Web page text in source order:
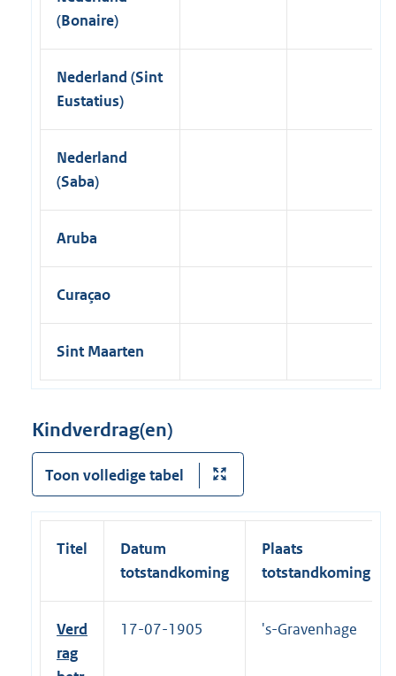
(Bonaire)
Nederland (Sint
Eustatius)
Nederland
(Saba)
Aruba
Curaçao
Sint Maarten
Kindverdrag(en)
Toon volledige tabel
Titel
Datum
totstandkoming
Plaats
totstandkoming
Verd
rag
17-07-1905 's-Gravenhage